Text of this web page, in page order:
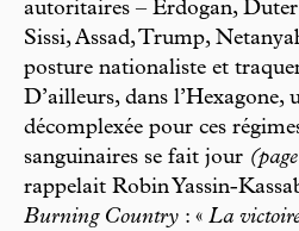
autoritaires – Erdogan,
Sissi, Assad, Trump,
posture nationaliste et
D’ailleurs, dans l’Hexagone,
décomplexée pour ces
sanguinaires se fait jour
rappelait Robin Yassin-
Burning Country : « La